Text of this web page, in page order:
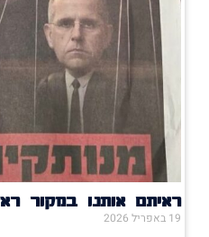
ראיתם אותנו במקור
19 באפריל 2026